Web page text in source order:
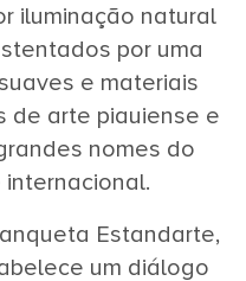
iluminação natural
por uma
e materiais
de arte piauiense e
nomes do
Estandarte,
um diálogo